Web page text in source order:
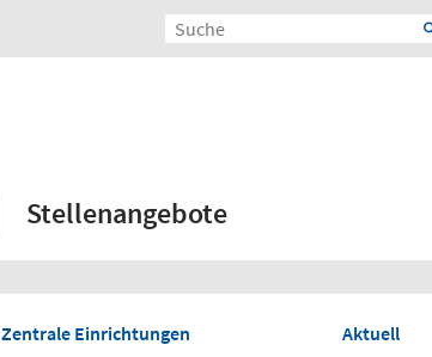
Stellenangebote
Zentrale Einrichtungen
Aktuell